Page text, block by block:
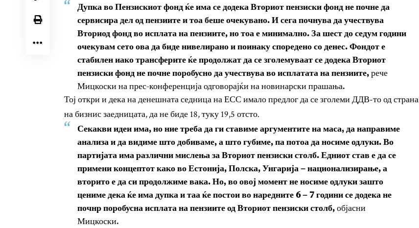
Дупка во Пензискиот фонд ќе има се додека Вториот пензиски фонд не почне да
сервисира дел од пензиите и тоа беше очекувано. И сега почнува да учествува
Вториод фонд во исплата на пензиите, но тоа е минимално. За шест до седум години
очекувам сето ова да биде нивелирано и поинаку споредено со денес. Фондот е
стабилен иако трансферите ќе продолжат да се зголемуваат се додека Вториот
пензиски фонд не почне поробусно да учествува во исплатата на пензиите,рече
Мицкоски на прес-конференција одговорајќи на новинарски прашања.
Тој откри и дека на денешната седница на ЕСС имало предлог да се зголеми ДДВ-то од страна
на бизнис заедницата, да не биде 18, туку 19,5 отсто.
Секакви идеи има, но ние треба да ги ставиме аргументите на маса, да направиме
анализа и да видиме што добиваме, а што губиме, па потоа да носиме одлуки. Во
партијата има различни мислења за Вториот пензиски столб. Едниот став е да се
примени концептот како во Естонија, Полска, Унгарија – национализирање, а
вторито е да си продолжиме вака. Но, во овој момент не носиме одлуки зашто
цениме дека ќе има дупка и таа ќе постои во наредните 6 – 7 години се додека не
почнр поробусна исплата на пензиите од Вториот пензиски столб,објасни
Мицкоски.